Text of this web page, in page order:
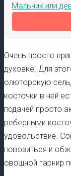
Мальчик или
Очень просто
духовке. Для
олюторскую
косточки в ней
подачей просто
реберными
удовольствие.
повозиться и
овощной гарнир